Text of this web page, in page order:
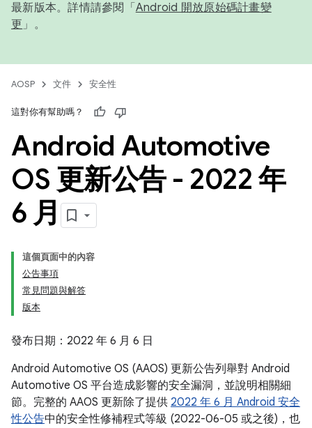
最新版本。詳情請參閱「 Android 開放原始碼計畫變
更 」。
AOSP 文件 安全性
這對你有幫助嗎？
Android Automotive
OS 更新公告 - 2022 年
6 月
這個頁面中的內容
公告事項
常見問題與解答
版本
發布日期：2022 年 6 月 6 日
Android Automotive OS (AAOS) 更新公告列舉對 Android
Automotive OS 平台造成影響的安全漏洞，並說明相關細
節。完整的 AAOS 更新除了提供 2022 年 6 月 Android 安全
性公告中的安全性修補程式等級 (2022-06-05 或之後)，也